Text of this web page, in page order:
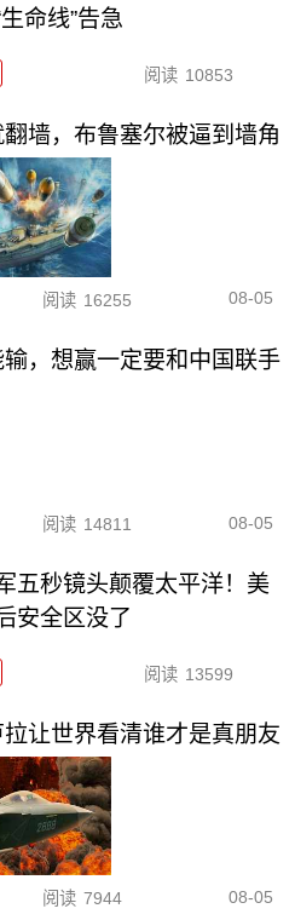
命线”告急
阅读 10853
墙，布鲁塞尔被逼到墙角
阅读 16255 08-05
，想赢一定要和中国联手
阅读 14811 08-05
五秒镜头颠覆太平洋！美
安全区没了
阅读 13599
让世界看清谁才是真朋友
阅读 7944 08-05